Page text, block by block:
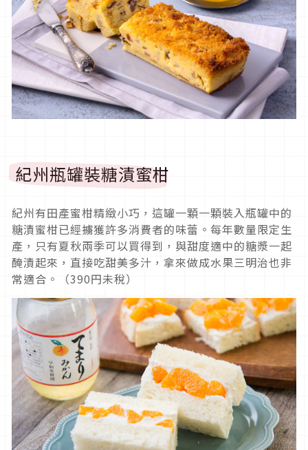
紀州瓶罐裝糖漬蜜柑
紀州有田產蜜柑精緻小巧，這罐一顆一顆裝入瓶罐中的
糖漬蜜柑已經擄獲許多消費者的味蕾。每年數量限定生
產，只有夏秋兩季可以買得到，與甜度適中的糖漿一起
醃漬起來，直接吃甜美多汁，拿來做成水果三明治也非
常適合。（390円未稅）